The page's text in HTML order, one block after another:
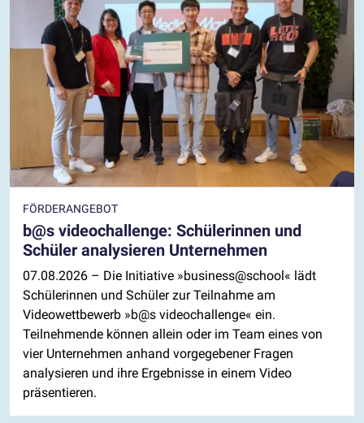
FÖRDERANGEBOT
b@s videochallenge: Schülerinnen und
Schüler analysieren Unternehmen
07.08.2026 – Die Initiative »business@school« lädt
Schülerinnen und Schüler zur Teilnahme am
Videowettbewerb »b@s videochallenge« ein.
Teilnehmende können allein oder im Team eines von
vier Unternehmen anhand vorgegebener Fragen
analysieren und ihre Ergebnisse in einem Video
präsentieren.